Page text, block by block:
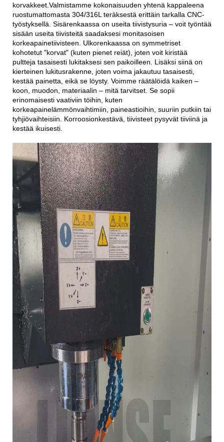
korvakkeet Valmistamme kokonaisuuden yhtenä kappaleena
ruostumattomasta 304/316L teräksestä erittäin tarkalla CNC-
työstyksellä. Sisärenkaassa on useita tiivistysuria – voit työntää
sisään useita tiivisteitä saadaksesi monitasoisen
korkeapainetiivisteen. Ulkorenkaassa on symmetriset
kohotetut "korvat" (kuten pienet reiät), joten voit kiristää
pultteja tasaisesti lukitaksesi sen paikoilleen. Lisäksi siinä on
kierteinen lukitusrakenne, joten voima jakautuu tasaisesti,
kestää painetta, eikä se löysty. Voimme räätälöidä kaiken –
koon, muodon, materiaalin – mitä tarvitset. Se sopii
erinomaisesti vaativiin töihin, kuten
korkeapainelämmönvaihtimiin, paineastioihin, suuriin putkiin tai
tyhjiövaihteisiin. Korroosionkestävä, tiivisteet pysyvät tiiviinä ja
kestää ikuisesti.